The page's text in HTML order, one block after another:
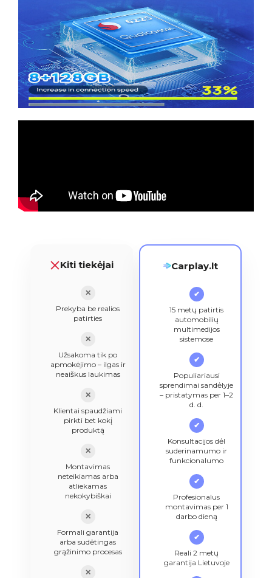
Kiti tiekėjai
✕
Prekyba be realios
patirties
✕
Užsakoma tik po
apmokėjimo – ilgas ir
neaiškus laukimas
✕
Klientai spaudžiami
pirkti bet kokį
produktą
✕
Montavimas
neteikiamas arba
atliekamas
nekokybiškai
✕
Formali garantija
arba sudėtingas
grąžinimo procesas
✕
Carplay.lt
✔
15 metų patirtis
automobilių
multimedijos
sistemose
✔
Populiariausi
sprendimai sandėlyje
– pristatymas per 1–2
d. d.
✔
Konsultacijos dėl
suderinamumo ir
funkcionalumo
✔
Profesionalus
montavimas per 1
darbo dieną
✔
Reali 2 metų
garantija Lietuvoje